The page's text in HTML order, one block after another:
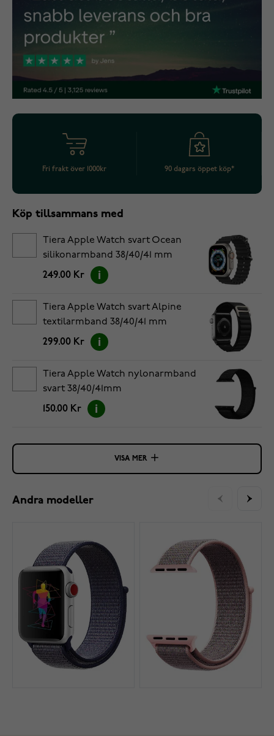
Fri frakt över 1000kr 90 dagars öppet köp*
Köp tillsammans med
Tiera Apple Watch svart Ocean
silikonarmband 38/40/41 mm
249.00 Kr
Tiera Apple Watch svart Alpine
textilarmband 38/40/41 mm
299.00 Kr
Tiera Apple Watch nylonarmband
svart 38/40/41mm
150.00 Kr
VISA MER
Andra modeller